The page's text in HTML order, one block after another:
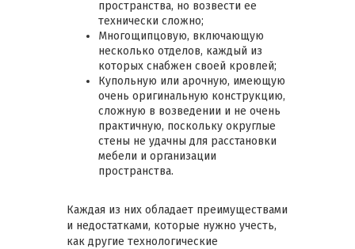
пространства, но возвести ее
технически сложно;
Многощипцовую, включающую
несколько отделов, каждый из
которых снабжен своей кровлей;
Купольную или арочную, имеющую
очень оригинальную конструкцию,
сложную в возведении и не очень
практичную, поскольку округлые
стены не удачны для расстановки
мебели и организации
пространства.
Каждая из них обладает преимуществами
и недостатками, которые нужно учесть,
как другие технологические